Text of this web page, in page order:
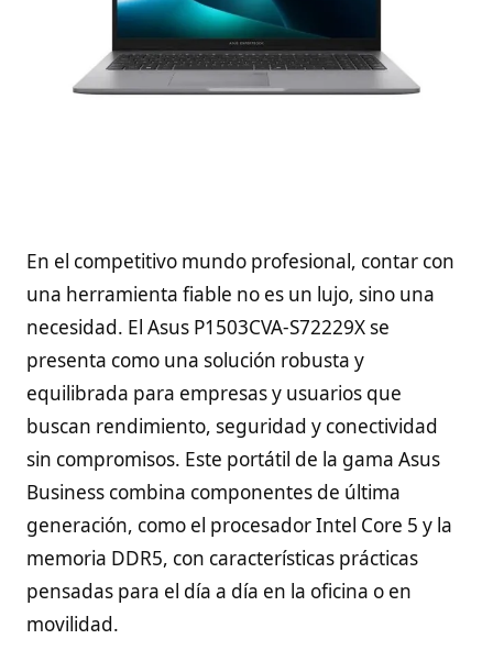
En el competitivo mundo profesional, contar con
una herramienta fiable no es un lujo, sino una
necesidad. El Asus P1503CVA-S72229X se
presenta como una solución robusta y
equilibrada para empresas y usuarios que
buscan rendimiento, seguridad y conectividad
sin compromisos. Este portátil de la gama Asus
Business combina componentes de última
generación, como el procesador Intel Core 5 y la
memoria DDR5, con características prácticas
pensadas para el día a día en la oficina o en
movilidad.